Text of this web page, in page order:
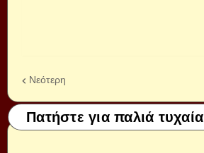
Νεότερη
Πατήστε για παλιά